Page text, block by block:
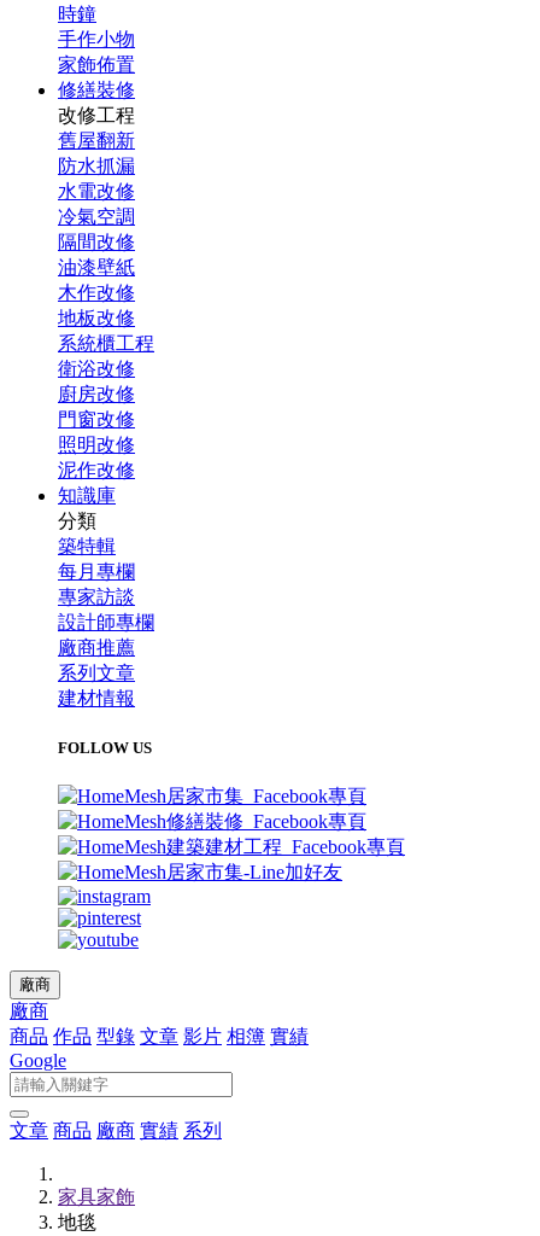
時鐘
手作小物
家飾佈置
修繕裝修
改修工程
舊屋翻新
防水抓漏
水電改修
冷氣空調
隔間改修
油漆壁紙
木作改修
地板改修
系統櫃工程
衛浴改修
廚房改修
門窗改修
照明改修
泥作改修
知識庫
分類
築特輯
每月專欄
專家訪談
設計師專欄
廠商推薦
系列文章
建材情報
FOLLOW US
廠商
廠商
商品 作品 型錄 文章 影片 相簿 實績
Google
文章 商品 廠商 實績 系列
家具家飾
地毯